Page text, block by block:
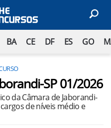
BA CE DF ES GO
SP 01/2026
da Câmara de Jaborandi-
de níveis médio e